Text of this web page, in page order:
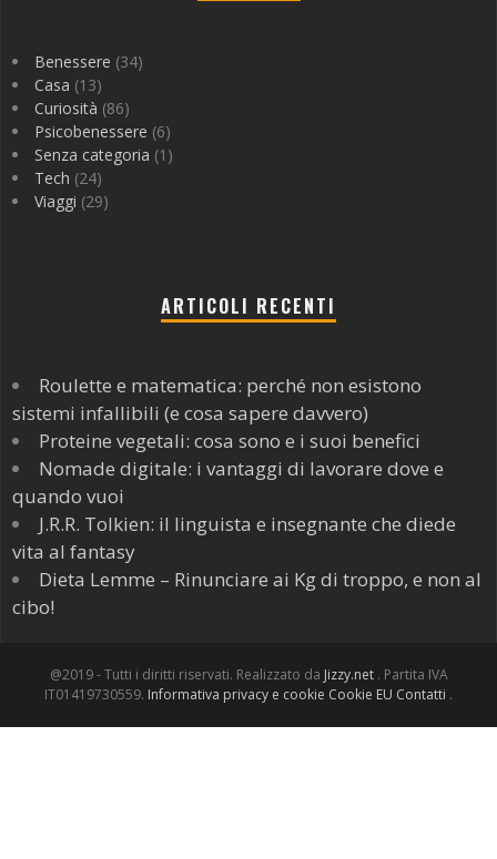
Benessere (34)
Casa (13)
Curiosità (86)
Psicobenessere (6)
Senza categoria (1)
Tech (24)
Viaggi (29)
ARTICOLI RECENTI
Roulette e matematica: perché non esistono
sistemi infallibili (e cosa sapere davvero)
Proteine vegetali: cosa sono e i suoi benefici
Nomade digitale: i vantaggi di lavorare dove e
quando vuoi
J.R.R. Tolkien: il linguista e insegnante che diede
vita al fantasy
Dieta Lemme – Rinunciare ai Kg di troppo, e non al
cibo!
@2019 - Tutti i diritti riservati. Realizzato da Jizzy.net . Partita IVA
IT01419730559. Informativa privacy e cookie Cookie EU Contatti .